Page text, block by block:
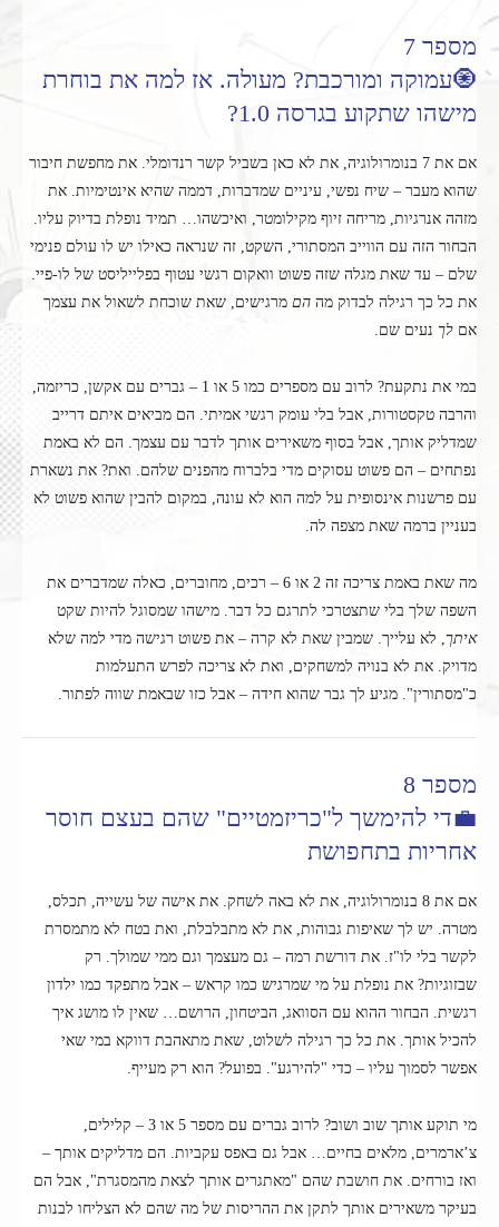
מספר 7
🧿עמוקה ומורכבת? מעולה. אז למה את בוחרת
מישהו שתקוע בגרסה 1.0?
אם את 7 בנומרולוגיה, את לא כאן בשביל קשר רנדומלי. את מחפשת חיבור
שהוא מעבר – שיח נפשי, עיניים שמדברות, דממה שהיא אינטימיות. את
מזהה אנרגיות, מריחה זיוף מקילומטר, ואיכשהו… תמיד נופלת בדיוק עליו.
הבחור הזה עם הווייב המסתורי, השקט, זה שנראה כאילו יש לו עולם פנימי
שלם – עד שאת מגלה שזה פשוט וואקום רגשי עטוף בפלייליסט של לו-פיי.
את כל כך רגילה לבדוק מה הם מרגישים, שאת שוכחת לשאול את עצמך
אם לך נעים שם.
במי את נתקעת? לרוב עם מספרים כמו 5 או 1 – גברים עם אקשן, כריזמה,
והרבה טקסטורות, אבל בלי עומק רגשי אמיתי. הם מביאים איתם דרייב
שמדליק אותך, אבל בסוף משאירים אותך לדבר עם עצמך. הם לא באמת
נפתחים – הם פשוט עסוקים מדי בלברוח מהפנים שלהם. ואת? את נשארת
עם פרשנות אינסופית על למה הוא לא עונה, במקום להבין שהוא פשוט לא
בעניין ברמה שאת מצפה לה.
מה שאת באמת צריכה זה 2 או 6 – רכים, מחוברים, כאלה שמדברים את
השפה שלך בלי שתצטרכי לתרגם כל דבר. מישהו שמסוגל להיות שקט
איתך, לא עלייך. שמבין שאת לא קרה – את פשוט רגישה מדי למה שלא
מדויק. את לא בנויה למשחקים, ואת לא צריכה לפרש התעלמות
כ"מסתורין". מגיע לך גבר שהוא חידה – אבל כזו שבאמת שווה לפתור.
מספר 8
💼די להימשך ל"כריזמטיים" שהם בעצם חוסר
אחריות בתחפושת
אם את 8 בנומרולוגיה, את לא באה לשחק. את אישה של עשייה, תכלס,
מטרה. יש לך שאיפות גבוהות, את לא מתבלבלת, ואת בטח לא מתמסרת
לקשר בלי לו"ז. את דורשת רמה – גם מעצמך וגם ממי שמולך. רק
שבזוגיות? את נופלת על מי שמרגיש כמו קראש – אבל מתפקד כמו ילדון
רגשית. הבחור ההוא עם הסוואג, הביטחון, הרושם… שאין לו מושג איך
להכיל אותך. את כל כך רגילה לשלוט, שאת מתאהבת דווקא במי שאי
אפשר לסמוך עליו – כדי "להירגע". בפועל? הוא רק מעייף.
מי תוקע אותך שוב ושוב? לרוב גברים עם מספר 5 או 3 – קלילים,
צ’ארמרים, מלאים בחיים… אבל גם באפס עקביות. הם מדליקים אותך –
ואז בורחים. את חושבת שהם "מאתגרים אותך לצאת מהמסגרת", אבל הם
בעיקר משאירים אותך לתקן את ההריסות של מה שהם לא הצליחו לבנות